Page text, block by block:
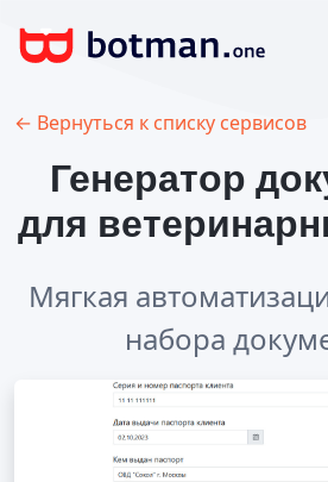
← Вернуться к списку сервисов
Генератор
для
Мягкая
набора